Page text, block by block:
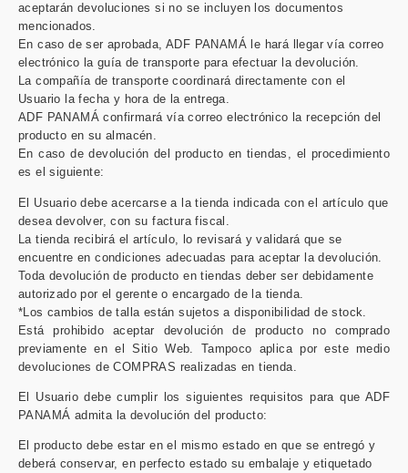
aceptarán devoluciones si no se incluyen los documentos
mencionados.
En caso de ser aprobada, ADF PANAMÁ le hará llegar vía correo
electrónico la guía de transporte para efectuar la devolución.
La compañía de transporte coordinará directamente con el
Usuario la fecha y hora de la entrega.
ADF PANAMÁ confirmará vía correo electrónico la recepción del
producto en su almacén.
En caso de devolución del producto en tiendas, el procedimiento
es el siguiente:
El Usuario debe acercarse a la tienda indicada con el artículo que
desea devolver, con su factura fiscal.
La tienda recibirá el artículo, lo revisará y validará que se
encuentre en condiciones adecuadas para aceptar la devolución.
Toda devolución de producto en tiendas deber ser debidamente
autorizado por el gerente o encargado de la tienda.
*Los cambios de talla están sujetos a disponibilidad de stock.
Está prohibido aceptar devolución de producto no comprado
previamente en el Sitio Web. Tampoco aplica por este medio
devoluciones de COMPRAS realizadas en tienda.
El Usuario debe cumplir los siguientes requisitos para que ADF
PANAMÁ admita la devolución del producto:
El producto debe estar en el mismo estado en que se entregó y
deberá conservar, en perfecto estado su embalaje y etiquetado